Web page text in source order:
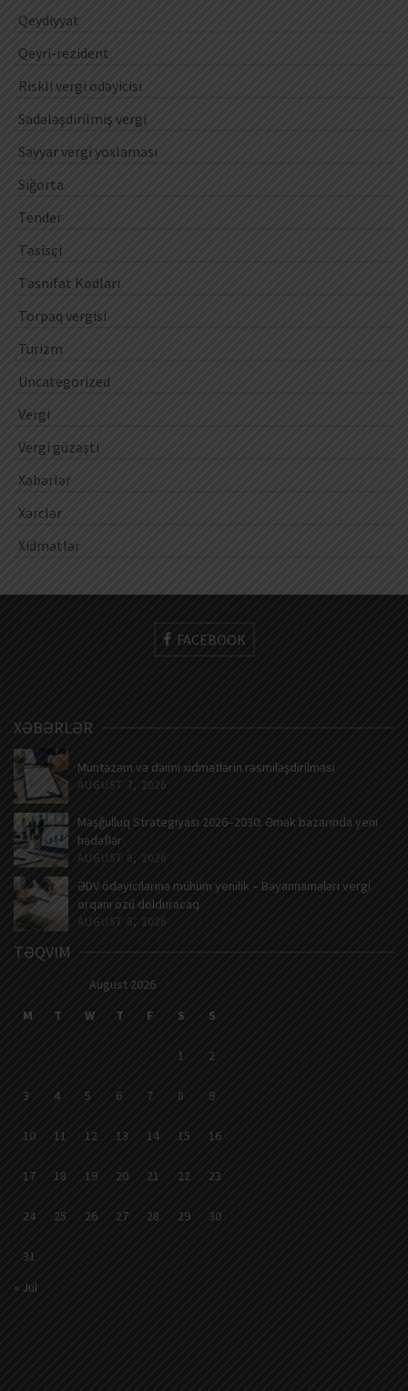
Qeydiyyat
Qeyri-rezident
Riskli vergi ödəyicisi
Sadələşdirilmiş vergi
Səyyar vergi yoxlaması
Sığorta
Tender
Təsisçi
Təsnifat Kodları
Torpaq vergisi
Turizm
Uncategorized
Vergi
Vergi güzəşti
Xəbərlər
Xərclər
Xidmətlər
FACEBOOK
XƏBƏRLƏR
Müntəzəm və daimi xidmətlərin rəsmiləşdirilməsi
AUGUST 7, 2026
Məşğulluq Strategiyası 2026–2030: Əmək bazarında yeni
hədəflər
AUGUST 6, 2026
ƏDV ödəyicilərinə mühüm yenilik – Bəyannamələri vergi
orqanı özü dolduracaq
AUGUST 6, 2026
TƏQVIM
August 2026
M
T W T F S S
1 2
3 4 5 6 7 8 9
10 11 12 13 14 15 16
17 18 19 20 21 22 23
24 25 26 27 28 29 30
31
« Jul